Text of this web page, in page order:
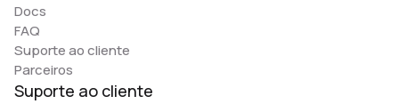
Docs
FAQ
Suporte ao cliente
Parceiros
Suporte ao cliente